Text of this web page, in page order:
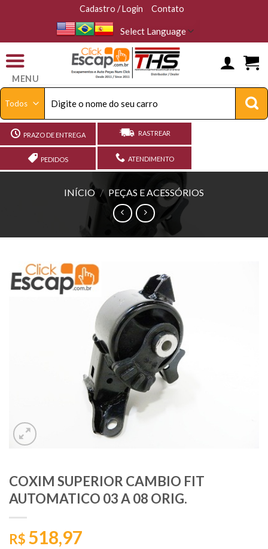
Cadastro / Login Contato
MENU
por:
PRAZO DE ENTREGA
PEDIDOS
RASTREAR
ATENDIMENTO
INÍCIO / PEÇAS E ACESSÓRIOS
COXIM SUPERIOR CAMBIO FIT
AUTOMATICO 03 A 08 ORIG.
R$ 518,97